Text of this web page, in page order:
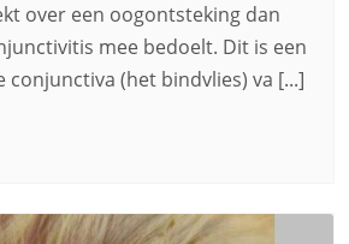
over een oogontsteking dan
mee bedoelt. Dit is een
conjunctiva (het bindvlies) va [...]